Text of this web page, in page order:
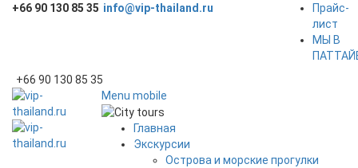
+66 90 130 85 35 info@vip-thailand.ru
Прайс-
лист
МЫ В
+66 90 130 85 35
Menu mobile
Главная
Экскурсии
Острова и морские прогулки